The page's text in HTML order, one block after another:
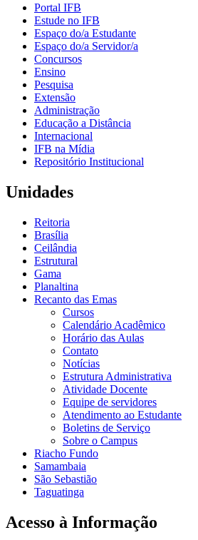
Portal IFB
Estude no IFB
Espaço do/a Estudante
Espaço do/a Servidor/a
Concursos
Ensino
Pesquisa
Extensão
Administração
Educação a Distância
Internacional
IFB na Mídia
Repositório Institucional
Unidades
Reitoria
Brasília
Ceilândia
Estrutural
Gama
Planaltina
Recanto das Emas
Cursos
Calendário Acadêmico
Horário das Aulas
Contato
Notícias
Estrutura Administrativa
Atividade Docente
Equipe de servidores
Atendimento ao Estudante
Boletins de Serviço
Sobre o Campus
Riacho Fundo
Samambaia
São Sebastião
Taguatinga
Acesso à Informação